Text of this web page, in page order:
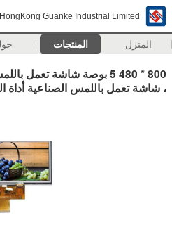
HongKong Guanke Industrial Limited
المنزل المنتجات
800 * 480 5 بوصة شاشة
، شاشة تعمل باللمس الصناعية أداة